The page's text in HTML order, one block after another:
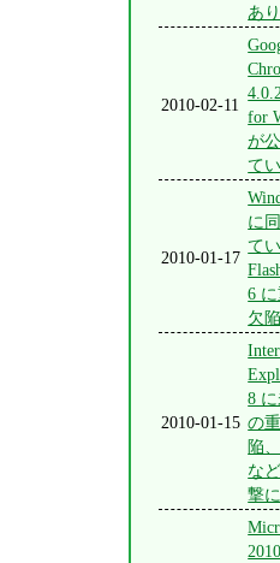
あり
2010-02-11
for
が
て
2010-01-17
に
て
6
欠陥
2010-01-15
8
の
陥
な
撃